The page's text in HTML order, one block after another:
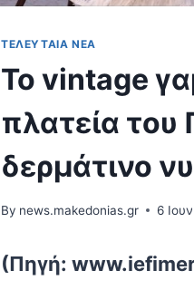
ΤΕΛΕΥΤΑΊΑ ΝΈΑ
To vintage
πλατεία
δερμάτινο
By news.makedonias.gr 6
(Πηγή: